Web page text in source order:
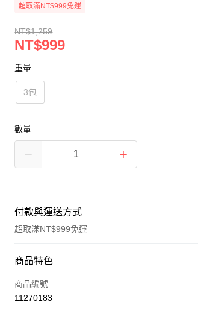
超取滿NT$999免運
NT$1,259
NT$999
重量
3包
數量
付款與運送方式
超取滿NT$999免運
付款方式
信用卡一次付款
商品特色
商品編號
11270183